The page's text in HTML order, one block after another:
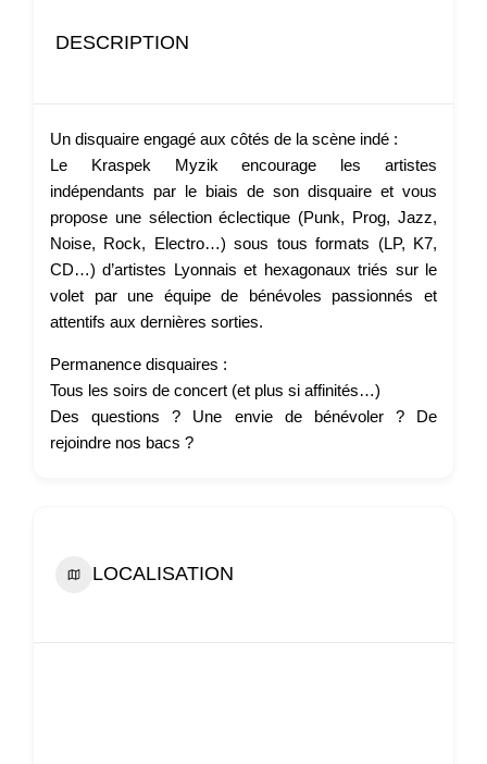
DESCRIPTION
Un disquaire engagé aux côtés de la scène indé :
Le Kraspek Myzik encourage les artistes
indépendants par le biais de son disquaire et vous
propose une sélection éclectique (Punk, Prog, Jazz,
Noise, Rock, Electro…) sous tous formats (LP, K7,
CD…) d’artistes Lyonnais et hexagonaux triés sur le
volet par une équipe de bénévoles passionnés et
attentifs aux dernières sorties.
Permanence disquaires :
Tous les soirs de concert (et plus si affinités…)
Des questions ? Une envie de bénévoler ? De
rejoindre nos bacs ?
LOCALISATION